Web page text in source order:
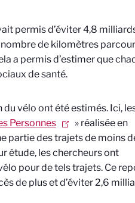
permis d’éviter 4,8
nombre de kilomètres
a permis d’estimer que
de santé.
vélo ont été estimés. Ici,
Personnes
» réalisée en
partie des trajets de moins
étude, les chercheurs ont
pour de tels trajets. Ce
de plus et d’éviter 2,6